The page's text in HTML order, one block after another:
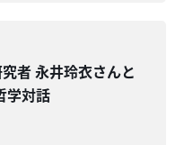
者 永井玲衣さんと
学対話